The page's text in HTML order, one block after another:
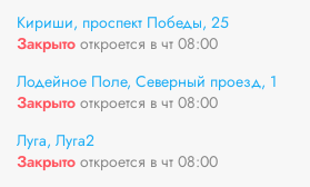
Кириши, проспект Победы, 25
Закрыто откроется в чт 08:00
Лодейное Поле, Северный проезд, 1
Закрыто откроется в чт 08:00
Луга, Луга2
Закрыто откроется в чт 08:00